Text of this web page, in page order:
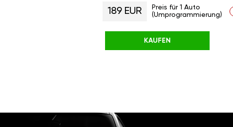
189 EUR
Preis für 1 Auto
(Umprogrammierung)
KAUFEN